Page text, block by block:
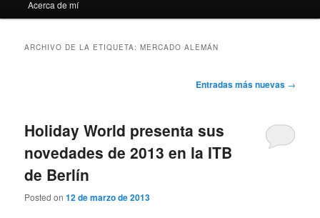
Acerca de mí
ARCHIVO DE LA ETIQUETA:MERCADO ALEMÁN
Entradas más nuevas →
Holiday World presenta sus
novedades de 2013 en la ITB
de Berlín
Posted on12 de marzo de 2013